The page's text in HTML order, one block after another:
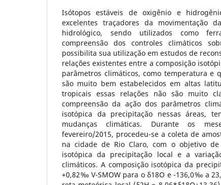
Isótopos estáveis de oxigênio e
excelentes traçadores da movimentação
hidrológico, sendo utilizados como
compreensão dos controles climáticos
possibilita sua utilização em estudos de
relações existentes entre a composição
parâmetros climáticos, como temperatura e
são muito bem estabelecidos em altas
tropicais essas relações não são muito
compreensão da ação dos parâmetros
isotópica da precipitação nessas áreas,
mudanças climáticas. Durante os
fevereiro/2015, procedeu-se a coleta de
na cidade de Rio Claro, com o objetivo
isotópica da precipitação local e a
climáticos. A composição isotópica da
+0,82‰ V-SMOW para o δ18O e -136,0‰ a